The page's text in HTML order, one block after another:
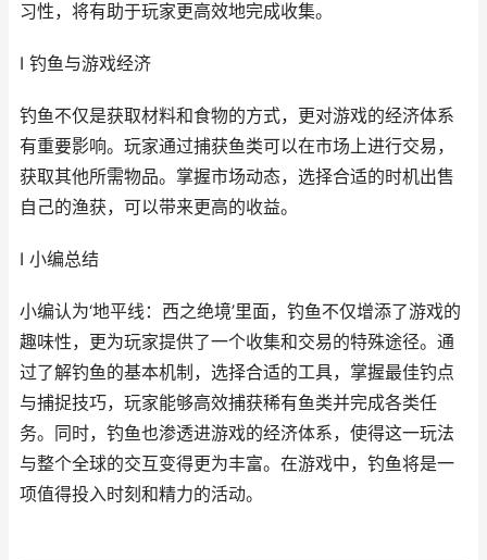
习性，将有助于玩家更高效地完成收集。
I 钓鱼与游戏经济
钓鱼不仅是获取材料和食物的方式，更对游戏的经济体系
有重要影响。玩家通过捕获鱼类可以在市场上进行交易，
获取其他所需物品。掌握市场动态，选择合适的时机出售
自己的渔获，可以带来更高的收益。
I 小编总结
小编认为‘地平线：西之绝境’里面，钓鱼不仅增添了游戏的
趣味性，更为玩家提供了一个收集和交易的特殊途径。通
过了解钓鱼的基本机制，选择合适的工具，掌握最佳钓点
与捕捉技巧，玩家能够高效捕获稀有鱼类并完成各类任
务。同时，钓鱼也渗透进游戏的经济体系，使得这一玩法
与整个全球的交互变得更为丰富。在游戏中，钓鱼将是一
项值得投入时刻和精力的活动。